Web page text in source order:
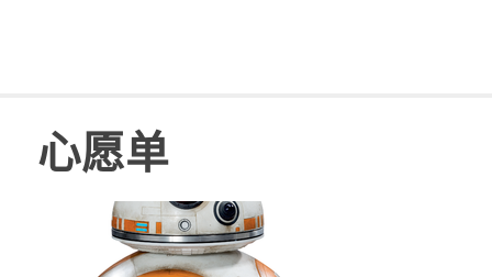
DIY超简单的音频灯
心愿单